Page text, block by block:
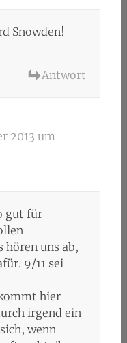
Snowden!
Antwort
2013 um
gut für
hören uns ab,
9/11 sei
hier
irgend ein
wenn